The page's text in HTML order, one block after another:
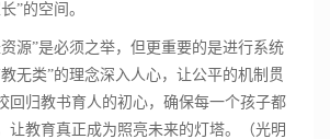
”的空间。
源”是必须之举，但更重要的是进行系统
无类”的理念深入人心，让公平的机制贯
回归教书育人的初心，确保每一个孩子都
让教育真正成为照亮未来的灯塔。（光明